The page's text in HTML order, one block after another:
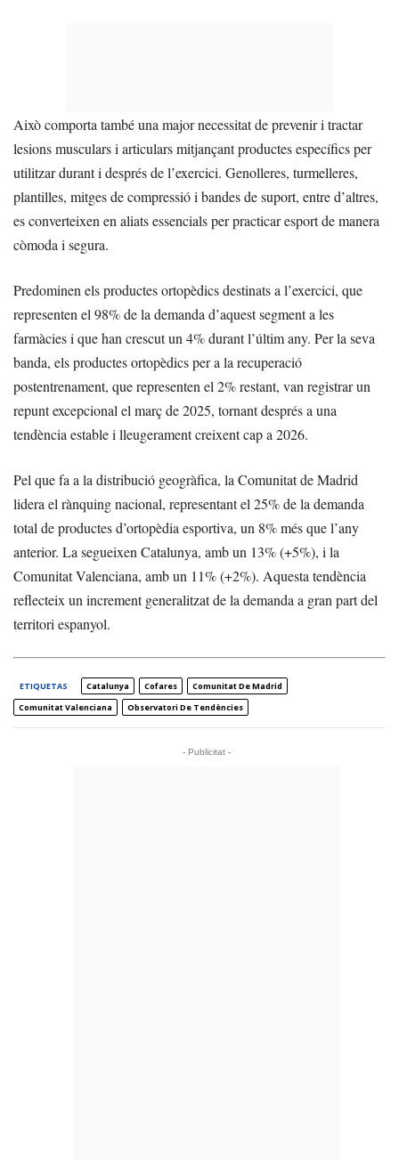
Això comporta també una major necessitat de prevenir i tractar
lesions musculars i articulars mitjançant productes específics per
utilitzar durant i després de l’exercici. Genolleres, turmelleres,
plantilles, mitges de compressió i bandes de suport, entre d’altres,
es converteixen en aliats essencials per practicar esport de manera
còmoda i segura.
Predominen els productes ortopèdics destinats a l’exercici, que
representen el 98% de la demanda d’aquest segment a les
farmàcies i que han crescut un 4% durant l’últim any. Per la seva
banda, els productes ortopèdics per a la recuperació
postentrenament, que representen el 2% restant, van registrar un
repunt excepcional el març de 2025, tornant després a una
tendència estable i lleugerament creixent cap a 2026.
Pel que fa a la distribució geogràfica, la Comunitat de Madrid
lidera el rànquing nacional, representant el 25% de la demanda
total de productes d’ortopèdia esportiva, un 8% més que l’any
anterior. La segueixen Catalunya, amb un 13% (+5%), i la
Comunitat Valenciana, amb un 11% (+2%). Aquesta tendència
reflecteix un increment generalitzat de la demanda a gran part del
territori espanyol.
ETIQUETAS Catalunya Cofares
Comunitat De Madrid
Comunitat Valenciana
Observatori De Tendències
- Publicitat -